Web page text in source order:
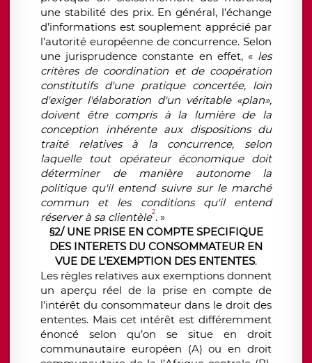
une stabilité des prix. En général, l’échange
d’informations est souplement apprécié par
l’autorité européenne de concurrence. Selon
une jurisprudence constante en effet, « les
critères de coordination et de coopération
constitutifs d'une pratique concertée, loin
d'exiger l'élaboration d'un véritable «plan»,
doivent être compris à la lumière de la
conception inhérente aux dispositions du
traité relatives à la concurrence, selon
laquelle tout opérateur économique doit
déterminer de manière autonome la
politique qu'il entend suivre sur le marché
commun et les conditions qu'il entend
réserver à sa clientèle2. »
§2/ UNE PRISE EN COMPTE SPECIFIQUE
DES INTERETS DU CONSOMMATEUR EN
VUE DE L’EXEMPTION DES ENTENTES.
Les règles relatives aux exemptions donnent
un aperçu réel de la prise en compte de
l’intérêt du consommateur dans le droit des
ententes. Mais cet intérêt est différemment
énoncé selon qu’on se situe en droit
communautaire européen (A) ou en droit